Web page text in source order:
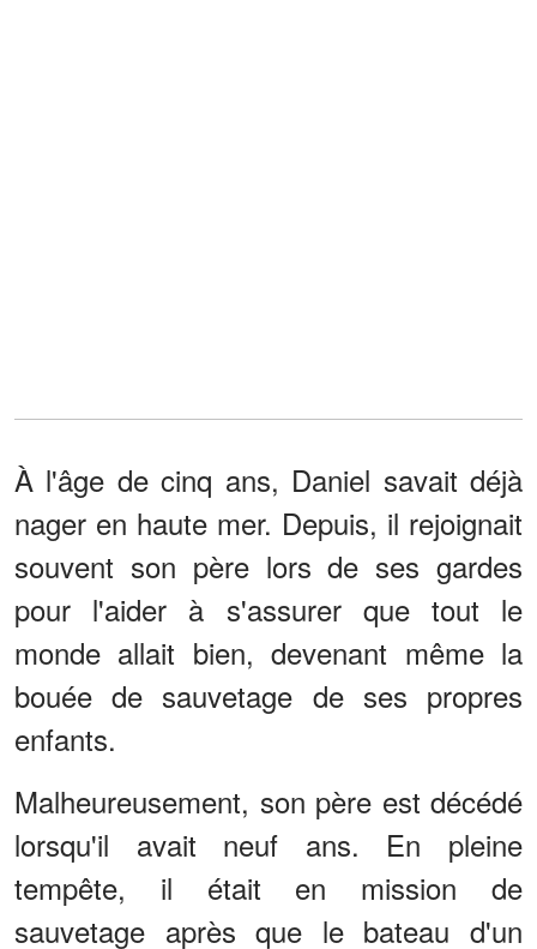
À l'âge de cinq ans, Daniel savait déjà
nager en haute mer. Depuis, il rejoignait
souvent son père lors de ses gardes
pour l'aider à s'assurer que tout le
monde allait bien, devenant même la
bouée de sauvetage de ses propres
enfants.
Malheureusement, son père est décédé
lorsqu'il avait neuf ans. En pleine
tempête, il était en mission de
sauvetage après que le bateau d'un